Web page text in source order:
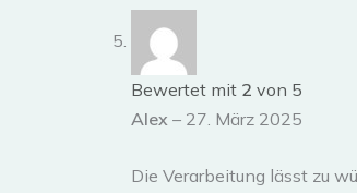
Bewertet mit 2 von 5
Alex – 27. März 2025
Die Verarbeitung lässt zu